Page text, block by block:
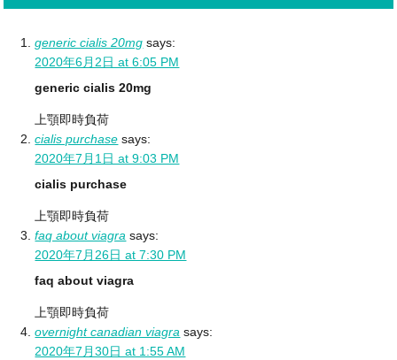
generic cialis 20mg says:
2020年6月2日 at 6:05 PM
generic cialis 20mg
上顎即時負荷
cialis purchase says:
2020年7月1日 at 9:03 PM
cialis purchase
上顎即時負荷
faq about viagra says:
2020年7月26日 at 7:30 PM
faq about viagra
上顎即時負荷
overnight canadian viagra says:
2020年7月30日 at 1:55 AM